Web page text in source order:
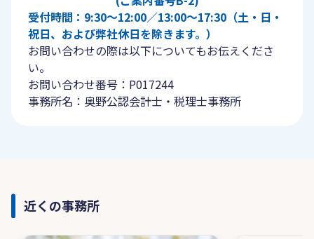
受付時間：9:30〜12:00／13:00〜17:30（土・日・
祝日、および弊社休日を除きます。）
お問い合わせの際は以下についてもお伝えくださ
い。
お問い合わせ番号：P017244
事務所名：奥野公認会計士・税理士事務所
近くの事務所